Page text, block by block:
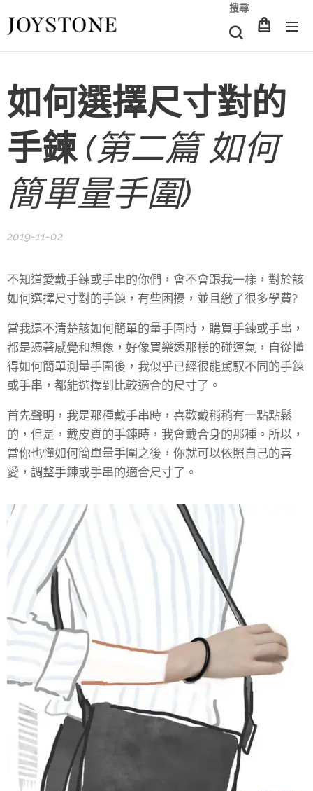
搜尋
如何選擇尺寸對的
手鍊(第二篇 如何
簡單量手圍)
2019-11-02
不知道愛戴手鍊或手串的你們，會不會跟我一樣，對於該
如何選擇尺寸對的手鍊，有些困擾，並且繳了很多學費?
當我還不清楚該如何簡單的量手圍時，購買手鍊或手串，
都是憑著感覺和想像，好像買樂透那樣的碰運氣，自從懂
得如何簡單測量手圍後，我似乎已經很能駕馭不同的手鍊
或手串，都能選擇到比較適合的尺寸了。
首先聲明，我是那種戴手串時，喜歡戴稍稍有一點點鬆
的，但是，戴皮質的手鍊時，我會戴合身的那種。所以，
當你也懂如何簡單量手圍之後，你就可以依照自己的喜
愛，調整手鍊或手串的適合尺寸了。